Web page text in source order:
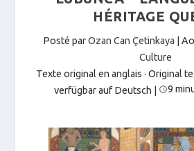
HÉRITAGE
Posté parOzan Can Çetinkaya
Culture
Texte original en anglais · Original
verfügbar auf Deutsch
9